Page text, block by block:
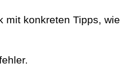
mit konkreten Tipps, wie